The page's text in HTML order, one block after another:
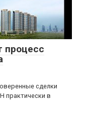
процесс
сделки
практически в